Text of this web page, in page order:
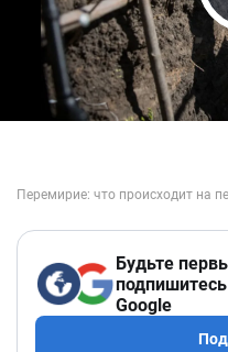
Будьте
Google